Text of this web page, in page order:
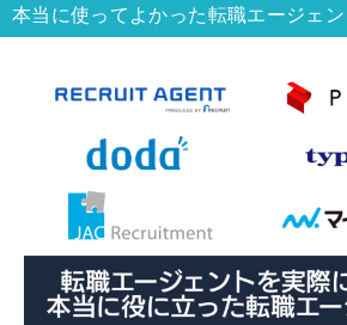
本当に使ってよかった転職エージェン